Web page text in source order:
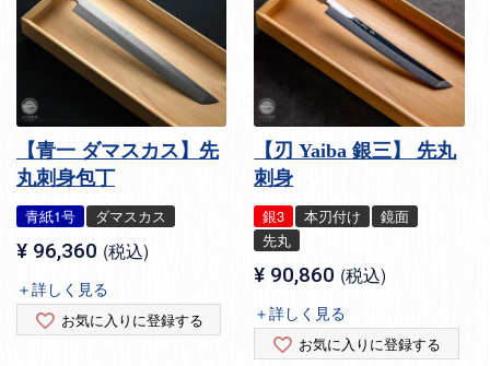
【青一 ダマスカス】先
丸刺身包丁
青紙1号 ダマスカス
¥ 96,360 税込
＋詳しく見る
お気に入りに登録する
【刃 Yaiba 銀三】 先丸
刺身
銀3 本刃付け
鏡面
先丸
¥ 90,860 税込
＋詳しく見る
お気に入りに登録する